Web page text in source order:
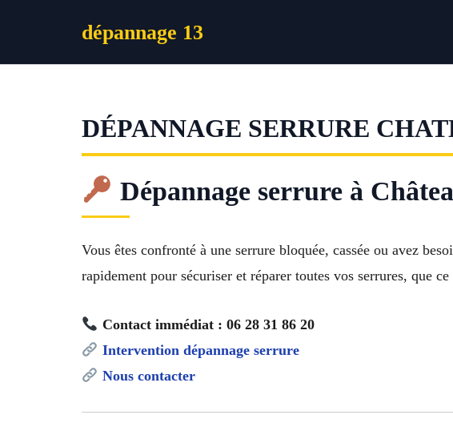
dépannage 13
DÉPANNAGE SERRURE
Dépannage serrure à
Vous êtes confronté à une serrure bloquée, cassée ou avez
rapidement pour sécuriser et réparer toutes vos serrures, que
Contact immédiat : 06 28 31 86 20
Intervention dépannage serrure
Nous contacter